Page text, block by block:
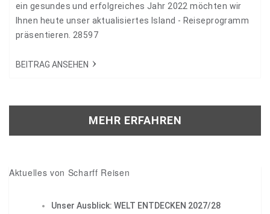
ein gesundes und erfolgreiches Jahr 2022 möchten wir
Ihnen heute unser aktualisiertes Island - Reiseprogramm
präsentieren. 28597
BEITRAG ANSEHEN
MEHR ERFAHREN
Aktuelles von Scharff Reisen
Unser Ausblick: WELT ENTDECKEN 2027/28